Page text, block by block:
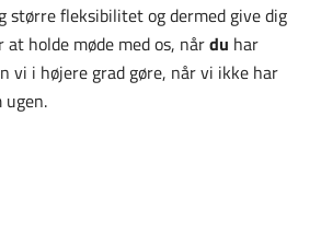
større fleksibilitet og dermed give dig
holde møde med os, nårdu har
vi i højere grad gøre, når vi ikke har
ugen.